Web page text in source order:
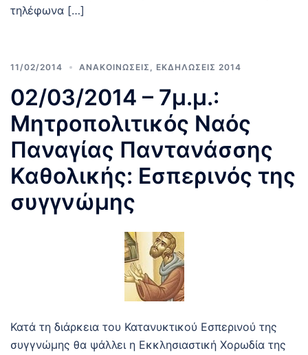
τηλέφωνα […]
11/02/2014 ΑΝΑΚΟΙΝΩΣΕΙΣ ΕΚΔΗΛΩΣΕΙΣ 2014
02/03/2014 – 7μ.μ.:
Μητροπολιτικός Ναός
Παναγίας Παντανάσσης
Καθολικής: Εσπερινός της
συγγνώμης
Κατά τη διάρκεια του Κατανυκτικού Εσπερινού της
συγγνώμης θα ψάλλει η Εκκλησιαστική Χορωδία της